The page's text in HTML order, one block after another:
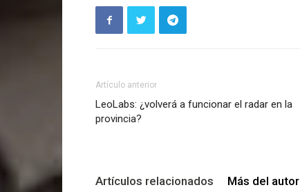
Artículo anterior
LeoLabs: ¿volverá a funcionar el radar en la
provincia?
Artículos relacionados Más del autor